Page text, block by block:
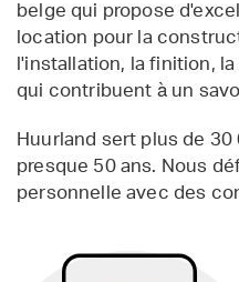
belge qui propose
location pour la
l'installation, la finition,
qui contribuent à un
Huurland sert plus de
presque 50 ans. Nous
personnelle avec des